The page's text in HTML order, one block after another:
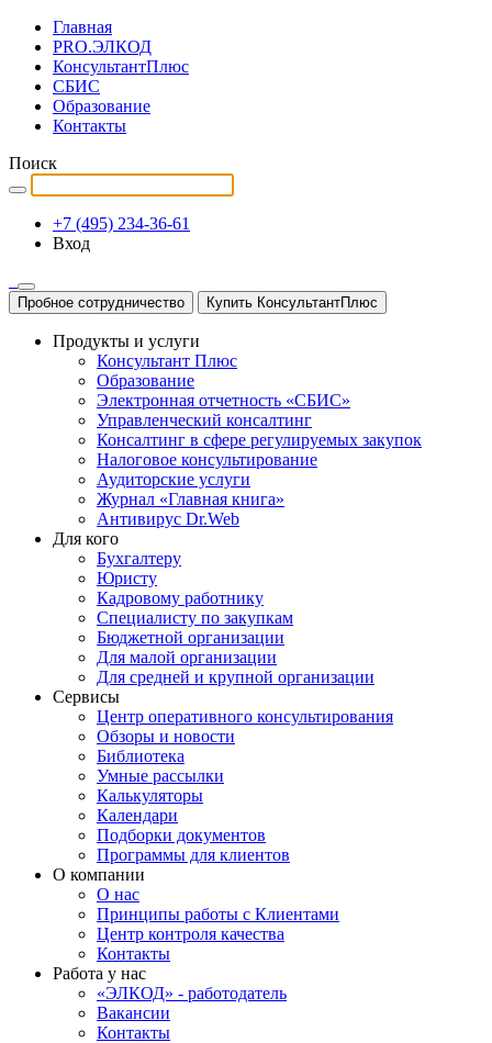
Главная
PRO.ЭЛКОД
КонсультантПлюс
СБИС
Образование
Контакты
Поиск
+7 (495) 234-36-61
Вход
Пробное сотрудничество Купить КонсультантПлюс
Продукты и услуги
Консультант Плюс
Образование
Электронная отчетность «СБИС»
Управленческий консалтинг
Консалтинг в сфере регулируемых закупок
Налоговое консультирование
Аудиторские услуги
Журнал «Главная книга»
Антивирус Dr.Web
Для кого
Бухгалтеру
Юристу
Кадровому работнику
Специалисту по закупкам
Бюджетной организации
Для малой организации
Для средней и крупной организации
Сервисы
Центр оперативного консультирования
Обзоры и новости
Библиотека
Умные рассылки
Калькуляторы
Календари
Подборки документов
Программы для клиентов
О компании
О нас
Принципы работы с Клиентами
Центр контроля качества
Контакты
Работа у нас
«ЭЛКОД» - работодатель
Вакансии
Контакты